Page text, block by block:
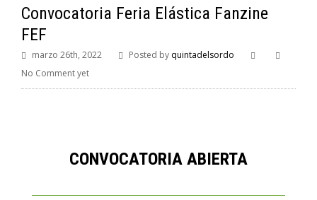
Convocatoria Feria Elástica Fanzine
FEF
marzo 26th, 2022 Posted by quintadelsordo
No Comment yet
CONVOCATORIA ABIERTA